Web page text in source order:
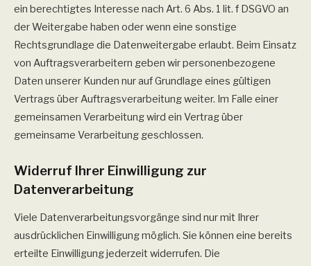
ein berechtigtes Interesse nach Art. 6 Abs. 1 lit. f DSGVO an
der Weitergabe haben oder wenn eine sonstige
Rechtsgrundlage die Datenweitergabe erlaubt. Beim Einsatz
von Auftragsverarbeitern geben wir personenbezogene
Daten unserer Kunden nur auf Grundlage eines gültigen
Vertrags über Auftragsverarbeitung weiter. Im Falle einer
gemeinsamen Verarbeitung wird ein Vertrag über
gemeinsame Verarbeitung geschlossen.
Widerruf Ihrer Einwilligung zur
Datenverarbeitung
Viele Datenverarbeitungsvorgänge sind nur mit Ihrer
ausdrücklichen Einwilligung möglich. Sie können eine bereits
erteilte Einwilligung jederzeit widerrufen. Die